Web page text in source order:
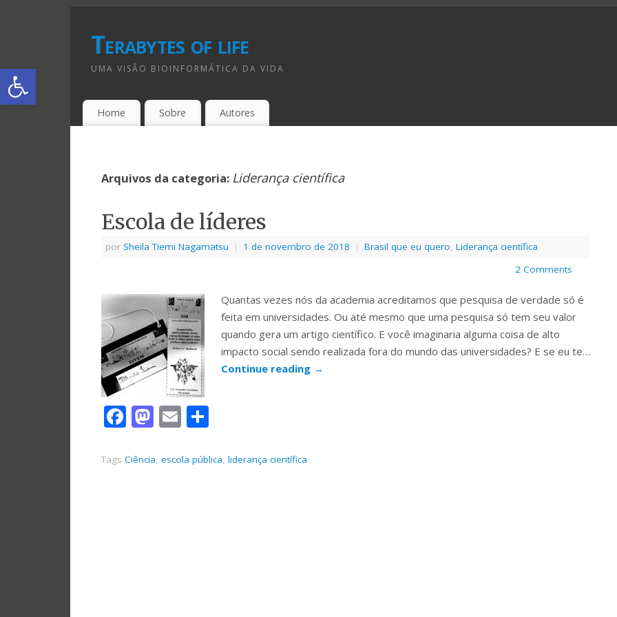
Abrir a barra de ferramentas
Terabytes of life
UMA VISÃO BIOINFORMÁTICA DA VIDA
Home Sobre Autores
Arquivos da categoria: Liderança científica
Escola de líderes
por Sheila Tiemi Nagamatsu | 1 de novembro de 2018 | Brasil que eu quero, Liderança científica
2 Comments
Quantas vezes nós da academia acreditamos que pesquisa de verdade só é
feita em universidades. Ou até mesmo que uma pesquisa só tem seu valor
quando gera um artigo científico. E você imaginaria alguma coisa de alto
impacto social sendo realizada fora do mundo das universidades? E se eu te…
Continue reading →
Facebook
Mastodon
Email
Tags Ciência, escola pública, liderança científica